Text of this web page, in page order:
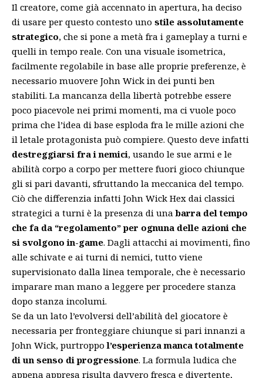
Il creatore, come già accennato in apertura, ha deciso
di usare per questo contesto uno stile assolutamente
strategico, che si pone a metà fra i gameplay a turni e
quelli in tempo reale. Con una visuale isometrica,
facilmente regolabile in base alle proprie preferenze, è
necessario muovere John Wick in dei punti ben
stabiliti. La mancanza della libertà potrebbe essere
poco piacevole nei primi momenti, ma ci vuole poco
prima che l’idea di base esploda fra le mille azioni che
il letale protagonista può compiere. Questo deve infatti
destreggiarsi fra i nemici, usando le sue armi e le
abilità corpo a corpo per mettere fuori gioco chiunque
gli si pari davanti, sfruttando la meccanica del tempo.
Ciò che differenzia infatti John Wick Hex dai classici
strategici a turni è la presenza di una barra del tempo
che fa da “regolamento” per ognuna delle azioni che
si svolgono in-game. Dagli attacchi ai movimenti, fino
alle schivate e ai turni di nemici, tutto viene
supervisionato dalla linea temporale, che è necessario
imparare man mano a leggere per procedere stanza
dopo stanza incolumi.
Se da un lato l’evolversi dell’abilità del giocatore è
necessaria per fronteggiare chiunque si pari innanzi a
John Wick, purtroppo l’esperienza manca totalmente
di un senso di progressione. La formula ludica che
appena appresa risulta davvero fresca e divertente,